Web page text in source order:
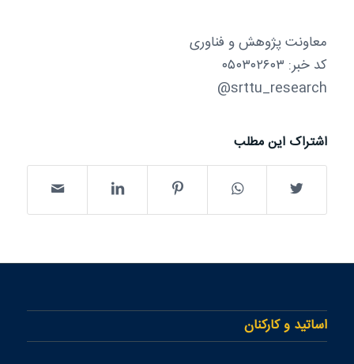
معاونت پژوهش و فناوری
کد خبر: ۰۵۰۳۰۲۶۰۳
srttu_research@
اشتراک این مطلب
اساتید و کارکنان